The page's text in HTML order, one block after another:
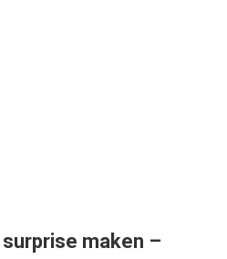
maken –